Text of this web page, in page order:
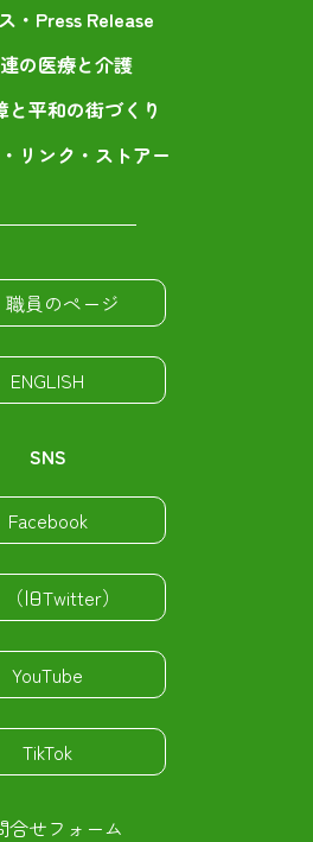
・Press Release
の医療と介護
と平和の街づくり
リンク・ストアー
職員のページ
ENGLISH
SNS
Facebook
（旧Twitter）
YouTube
TikTok
合せフォーム